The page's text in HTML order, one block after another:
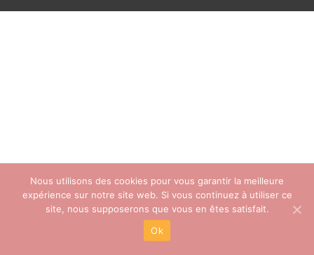
Nous utilisons des cookies pour vous garantir la meilleure
expérience sur notre site web. Si vous continuez à utiliser ce
site, nous supposerons que vous en êtes satisfait.
Ok